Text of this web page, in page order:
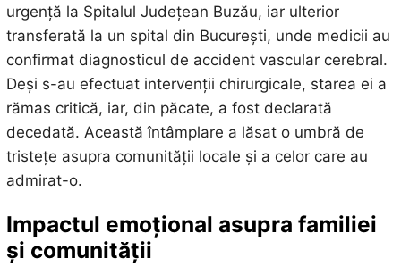
urgență la Spitalul Județean Buzău, iar ulterior
transferată la un spital din București, unde medicii au
confirmat diagnosticul de accident vascular cerebral.
Deși s-au efectuat intervenții chirurgicale, starea ei a
rămas critică, iar, din păcate, a fost declarată
decedată. Această întâmplare a lăsat o umbră de
tristețe asupra comunității locale și a celor care au
admirat-o.
Impactul emoțional asupra familiei
și comunității